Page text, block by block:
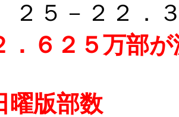
２５－２２．
．６２５万部
曜版部数